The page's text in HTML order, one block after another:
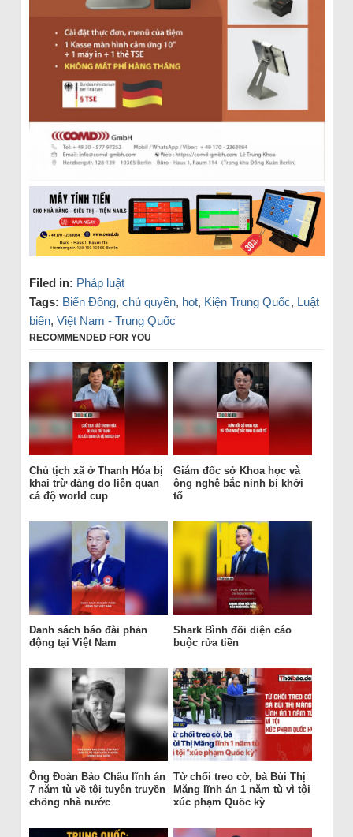
Filed in: Pháp luật
Tags: Biển Đông, chủ quyền, hot, Kiện Trung Quốc, Luật
biển, Việt Nam - Trung Quốc
RECOMMENDED FOR YOU
Chủ tịch xã ở Thanh Hóa bị
khai trừ đảng do liên quan
cá độ world cup
Giám đốc sở Khoa học và
ông nghệ bắc ninh bị khởi
tố
Danh sách báo đài phản
động tại Việt Nam
Shark Bình đối diện cáo
buộc rửa tiền
Ông Đoàn Bảo Châu lĩnh án
7 năm tù về tội tuyên truyền
chống nhà nước
Từ chối treo cờ, bà Bùi Thị
Măng lĩnh án 1 năm tù vì tội
xúc phạm Quốc kỳ